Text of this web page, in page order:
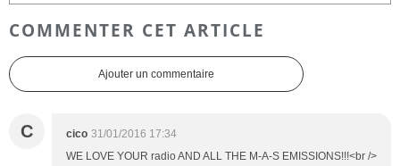
COMMENTER CET ARTICLE
Ajouter un commentaire
C cico 31/01/2016 17:34
WE LOVE YOUR radio AND ALL THE M-A-S EMISSIONS!!!<br />